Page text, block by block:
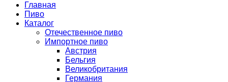
Главная
Пиво
Каталог
Отечественное пиво
Импортное пиво
Австрия
Бельгия
Великобритания
Германия